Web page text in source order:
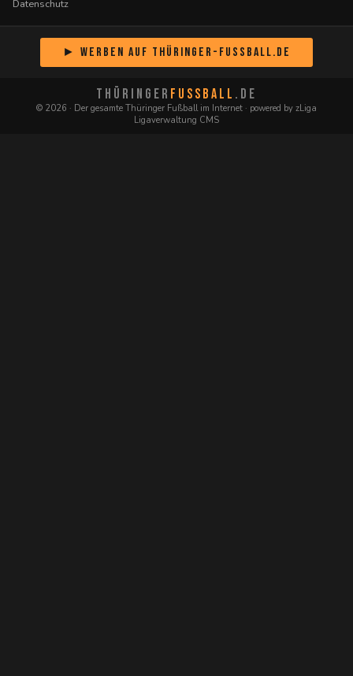
Datenschutz
► Werben auf Thüringer-Fussball.de
THÜRINGER FUSSBALL .DE
© 2026 · Der gesamte Thüringer Fußball im Internet · powered by zLiga
Ligaverwaltung CMS